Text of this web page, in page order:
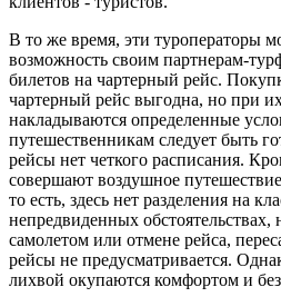
В то же время, эти туроператоры
возможность своим партнерам-
билетов на чартерный рейс.
чартерный рейс выгодна, но при
накладываются определенные
путешественникам следует быть
рейсы нет четкого расписания.
совершают воздушное
то есть, здесь нет разделения на
непредвиденных
самолетом или отмене рейса,
рейсы не предусматривается.
лихвой окупаются комфортом и